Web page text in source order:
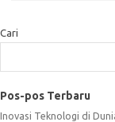
Cari
Pos-pos Terbaru
Inovasi Teknologi di